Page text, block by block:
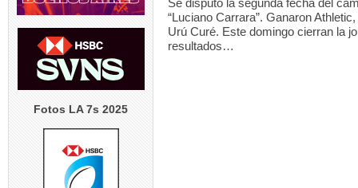
Fotos LA 7s 2025
Se disputó la segunda fecha del
“Luciano Carrara”. Ganaron
Urú Curé. Este domingo cierran la
resultados…